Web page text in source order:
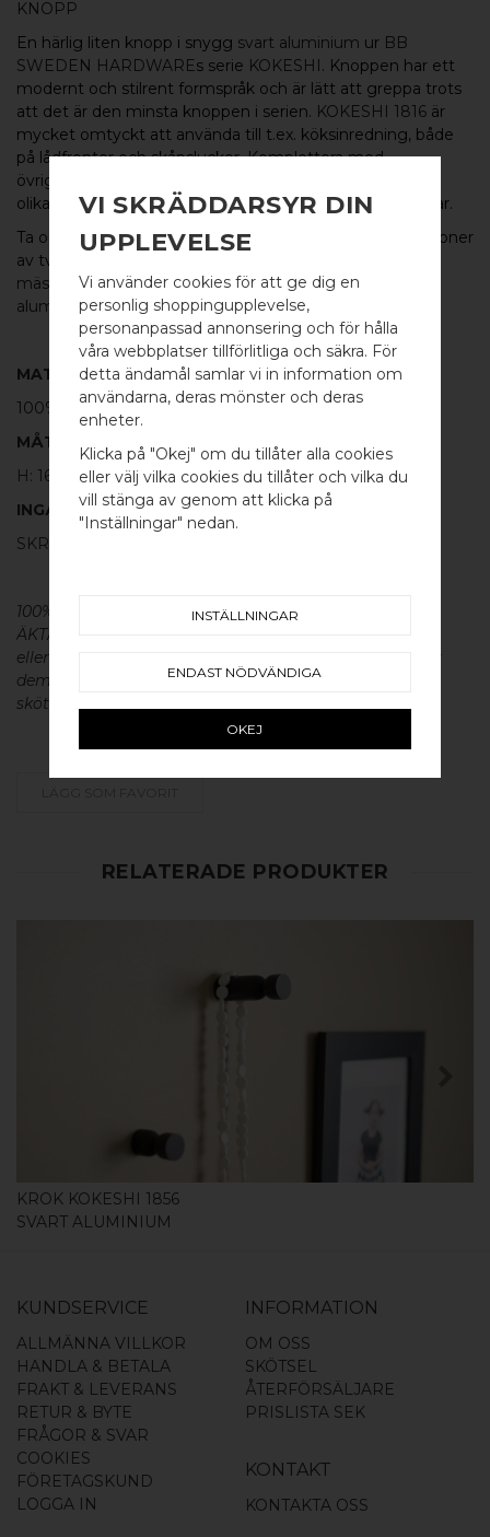
WELCOME TO
BB SWEDEN HARDWARE
Välj land / Choose country
KNOPP
En härlig liten knopp i snygg svart aluminium ur BB
SWEDEN HARDWAREs serie KOKESHI. Knoppen har ett
modernt och stilrent formspråk och är lätt att greppa trots
att det är den minsta knoppen i serien. KOKESHI 1816 är
mycket omtyckt att använda till t.ex. köksinredning, både
på lådfronter och skåpsluckor.Kompletteramed
övriga
olika varianter, ävenlängre krokar samt glasdörrsknoppar.
Ta också en titt på KOKESHI MIX
i underbara kombinationer
av två olika material:
mässing,poleratellerborstat rostfritt ståleller
aluminium.
MATERIAL
100% SVART ALUMINIUM
MÅTT
H: 16MM Ø: 18MM
INGÅR
SKRUV FÖR LUCKA: M4 X 20MM - 1 ST
100% ÄKTA METALL - Alla våra beslag är tillverkade av
ÄKTA massiv mässing, koppar, rostfritt stål
eller aluminium utan metallisk ytbehandling, vilket ger
dem en väldigt lång livslängd och vacker patina. För
skötsel av våra produkter läs mer
RELATERADE PRODUKTER
KROK KOKESHI 1856
SVART ALUMINIUM
KUNDSERVICE
ALLMÄNNA VILLKOR
HANDLA & BETALA
FRAKT & LEVERANS
RETUR & BYTE
FRÅGOR & SVAR
COOKIES
FÖRETAGSKUND
LOGGA IN
INFORMATION
OM OSS
SKÖTSEL
ÅTERFÖRSÄLJARE
PRISLISTA SEK
KONTAKT
KONTAKTA OSS
VI SKRÄDDARSYR DIN
UPPLEVELSE
Vi använder cookies för att ge dig en
personlig shoppingupplevelse,
personanpassad annonsering och för hålla
våra webbplatser tillförlitliga och säkra. För
detta ändamål samlar vi in information om
användarna, deras mönster och deras
enheter.
Klicka på "Okej" om du tillåter alla cookies
eller välj vilka cookies du tillåter och vilka du
vill stänga av genom att klicka på
"Inställningar" nedan.
INSTÄLLNINGAR
ENDAST NÖDVÄNDIGA
OKEJ